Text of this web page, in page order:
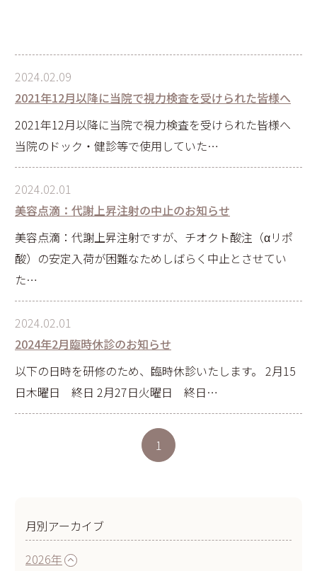
2024.02.09
2021年12月以降に当院で視力検査を受けられた皆様へ
2021年12月以降に当院で視力検査を受けられた皆様へ
当院のドック・健診等で使用していた…
2024.02.01
美容点滴：代謝上昇注射の中止のお知らせ
美容点滴：代謝上昇注射ですが、チオクト酸注（αリポ
酸）の安定入荷が困難なためしばらく中止とさせてい
た…
2024.02.01
2024年2月臨時休診のお知らせ
以下の日時を研修のため、臨時休診いたします。 2月15
日木曜日 終日 2月27日火曜日 終日…
1
月別アーカイブ
2026年